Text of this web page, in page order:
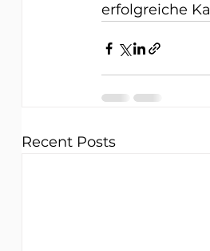
erfolgreiche
Recent Posts